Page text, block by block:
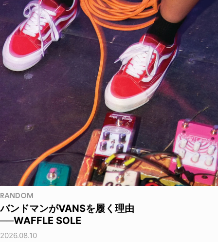
RANDOM
バンドマンがVANSを履く理由
──WAFFLE SOLE
2026.08.10